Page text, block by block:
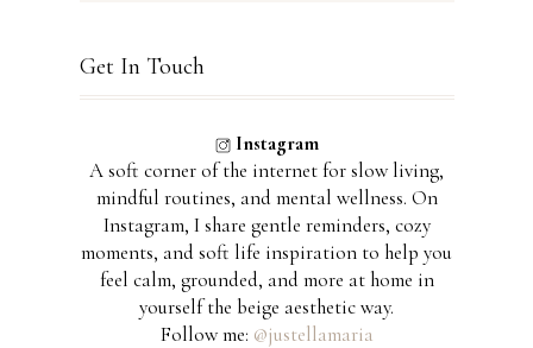
Get In Touch
Instagram
A soft corner of the internet for slow living,
mindful routines, and mental wellness. On
Instagram, I share gentle reminders, cozy
moments, and soft life inspiration to help you
feel calm, grounded, and more at home in
yourself the beige aesthetic way.
Follow me: @justellamaria